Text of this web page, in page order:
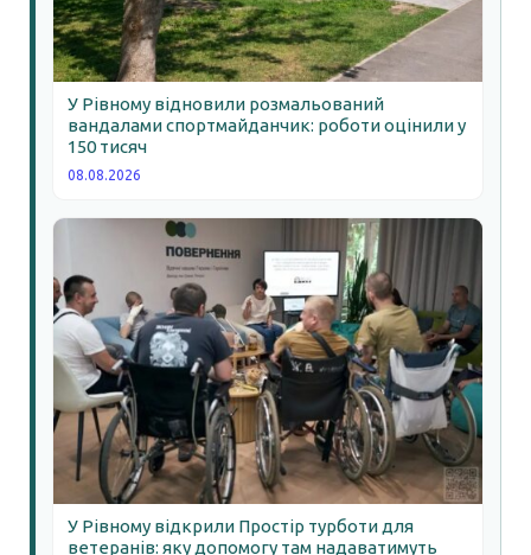
У Рівному відновили розмальований
вандалами спортмайданчик: роботи оцінили у
150 тисяч
08.08.2026
У Рівному відкрили Простір турботи для
ветеранів: яку допомогу там надаватимуть